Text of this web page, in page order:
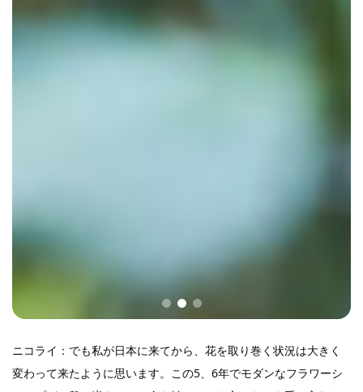
ニコライ：でも私が日本に来てから、花を取り巻く状況は大きく
変わって来たように思います。この5、6年でモダンなフラワーシ